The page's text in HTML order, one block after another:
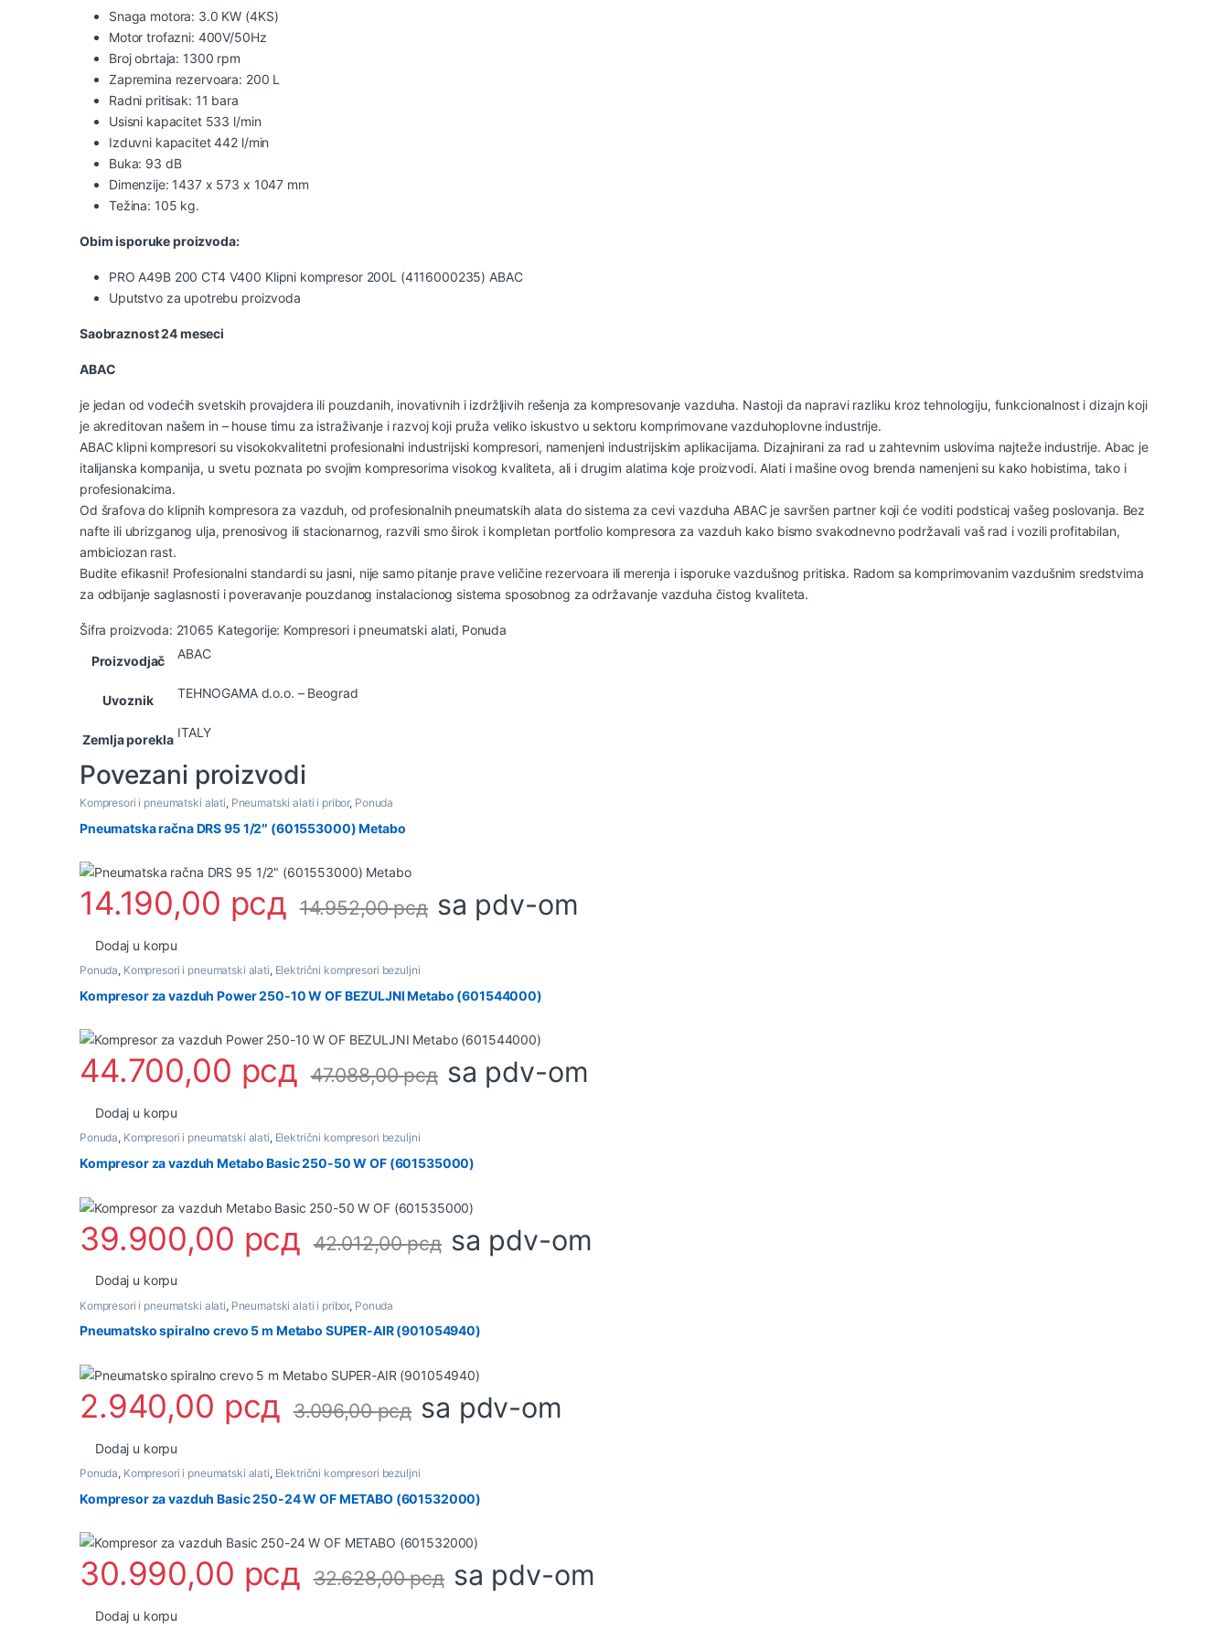
Snaga motora: 3.0 KW (4KS)
Motor trofazni: 400V/50Hz
Broj obrtaja: 1300 rpm
Zapremina rezervoara: 200 L
Radni pritisak: 11 bara
Usisni kapacitet 533 l/min
Izduvni kapacitet 442 l/min
Buka: 93 dB
Dimenzije: 1437 x 573 x 1047 mm
Težina: 105 kg.
Obim isporuke proizvoda:
PRO A49B 200 CT4 V400 Klipni kompresor 200L (4116000235) ABAC
Uputstvo za upotrebu proizvoda
Saobraznost 24 meseci
ABAC
je jedan od vodećih svetskih provajdera ili pouzdanih, inovativnih i izdržljivih rešenja za kompresovanje vazduha. Nastoji da napravi razliku kroz tehnologiju, funkcionalnost i dizajn koji
je akreditovan našem in – house timu za istraživanje i razvoj koji pruža veliko iskustvo u sektoru komprimovane vazduhoplovne industrije.
ABAC klipni kompresori su visokokvalitetni profesionalni industrijski kompresori, namenjeni industrijskim aplikacijama. Dizajnirani za rad u zahtevnim uslovima najteže industrije. Abac je
italijanska kompanija, u svetu poznata po svojim kompresorima visokog kvaliteta, ali i drugim alatima koje proizvodi. Alati i mašine ovog brenda namenjeni su kako hobistima, tako i
profesionalcima.
Od šrafova do klipnih kompresora za vazduh, od profesionalnih pneumatskih alata do sistema za cevi vazduha ABAC je savršen partner koji će voditi podsticaj vašeg poslovanja. Bez
nafte ili ubrizganog ulja, prenosivog ili stacionarnog, razvili smo širok i kompletan portfolio kompresora za vazduh kako bismo svakodnevno podržavali vaš rad i vozili profitabilan,
ambiciozan rast.
Budite efikasni! Profesionalni standardi su jasni, nije samo pitanje prave veličine rezervoara ili merenja i isporuke vazdušnog pritiska. Radom sa komprimovanim vazdušnim sredstvima
za odbijanje saglasnosti i poveravanje pouzdanog instalacionog sistema sposobnog za održavanje vazduha čistog kvaliteta.
Šifra proizvoda: 21065 Kategorije: Kompresori i pneumatski alati, Ponuda
Proizvodjač
ABAC
Uvoznik TEHNOGAMA d.o.o. – Beograd
Zemlja porekla ITALY
Povezani proizvodi
Kompresori i pneumatski alati, Pneumatski alati i pribor, Ponuda
Pneumatska račna DRS 95 1/2″ (601553000) Metabo
14.190,00 рсд 14.952,00рсд sa pdv-om
Dodaj u korpu
Ponuda, Kompresori i pneumatski alati, Električni kompresori bezuljni
Kompresor za vazduh Power 250-10 W OF BEZULJNI Metabo (601544000)
44.700,00 рсд 47.088,00рсд sa pdv-om
Dodaj u korpu
Ponuda, Kompresori i pneumatski alati, Električni kompresori bezuljni
Kompresor za vazduh Metabo Basic 250-50 W OF (601535000)
39.900,00 рсд 42.012,00рсд sa pdv-om
Dodaj u korpu
Kompresori i pneumatski alati, Pneumatski alati i pribor, Ponuda
Pneumatsko spiralno crevo 5 m Metabo SUPER-AIR (901054940)
2.940,00 рсд 3.096,00рсд sa pdv-om
Dodaj u korpu
Ponuda, Kompresori i pneumatski alati, Električni kompresori bezuljni
Kompresor za vazduh Basic 250-24 W OF METABO (601532000)
30.990,00 рсд 32.628,00рсд sa pdv-om
Dodaj u korpu